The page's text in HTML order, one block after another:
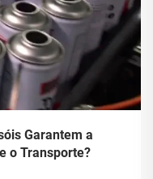
Garantem a
o Transporte?